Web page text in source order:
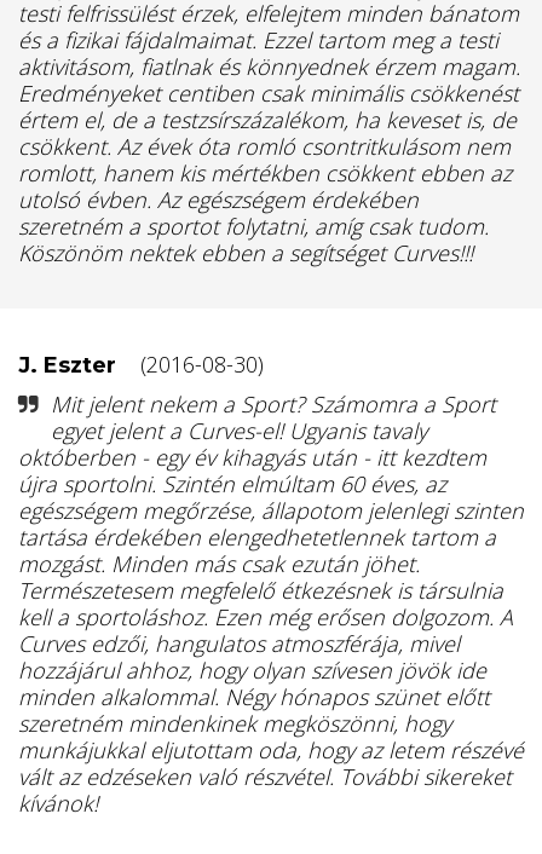
testi felfrissülést érzek, elfelejtem minden bánatom
és a fizikai fájdalmaimat. Ezzel tartom meg a testi
aktivitásom, fiatlnak és könnyednek érzem magam.
Eredményeket centiben csak minimális csökkenést
értem el, de a testzsírszázalékom, ha keveset is, de
csökkent. Az évek óta romló csontritkulásom nem
romlott, hanem kis mértékben csökkent ebben az
utolsó évben. Az egészségem érdekében
szeretném a sportot folytatni, amíg csak tudom.
Köszönöm nektek ebben a segítséget Curves!!!
J. Eszter
(2016-08-30)
Mit jelent nekem a Sport? Számomra a Sport
egyet jelent a Curves-el! Ugyanis tavaly
októberben - egy év kihagyás után - itt kezdtem
újra sportolni. Szintén elmúltam 60 éves, az
egészségem megőrzése, állapotom jelenlegi szinten
tartása érdekében elengedhetetlennek tartom a
mozgást. Minden más csak ezután jöhet.
Természetesem megfelelő étkezésnek is társulnia
kell a sportoláshoz. Ezen még erősen dolgozom. A
Curves edzői, hangulatos atmoszférája, mivel
hozzájárul ahhoz, hogy olyan szívesen jövök ide
minden alkalommal. Négy hónapos szünet előtt
szeretném mindenkinek megköszönni, hogy
munkájukkal eljutottam oda, hogy az letem részévé
vált az edzéseken való részvétel. További sikereket
kívánok!